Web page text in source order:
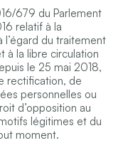
679 du Parlement
relatif à la
l’égard du traitement
à la libre circulation
le 25 mai 2018,
rectification, de
personnelles ou
d’opposition au
légitimes et du
moment.